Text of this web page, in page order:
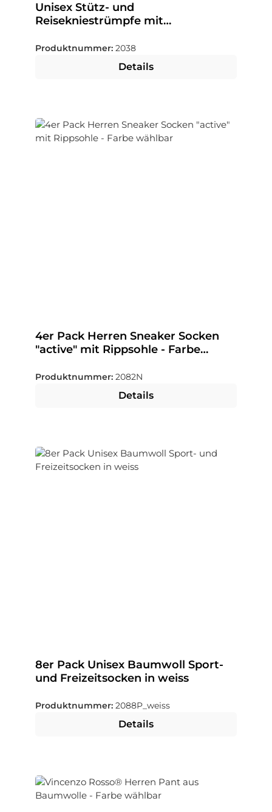
Unisex Stütz- und
Reisekniestrümpfe mit
Produktnummer: 2038
Details
4er Pack Herren Sneaker Socken
"active" mit Rippsohle - Farbe
Produktnummer: 2082N
Details
8er Pack Unisex Baumwoll Sport-
und Freizeitsocken in weiss
Produktnummer: 2088P_weiss
Details